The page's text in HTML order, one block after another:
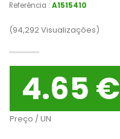
Referência : A1515410
(94,292Visualizações)
4.65 €
Preço / UN